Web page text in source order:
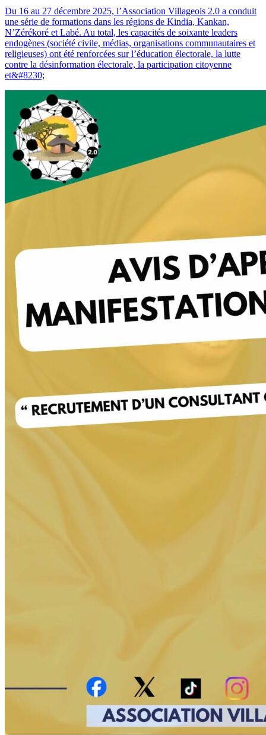
Du 16 au 27 décembre 2025, l’Association Villageois 2.0 a conduit
une série de formations dans les régions de Kindia, Kankan,
N’Zérékoré et Labé. Au total, les capacités de soixante leaders
endogènes (société civile, médias, organisations communautaires et
religieuses) ont été renforcées sur l’éducation électorale, la lutte
contre la désinformation électorale, la participation citoyenne
et&#8230;